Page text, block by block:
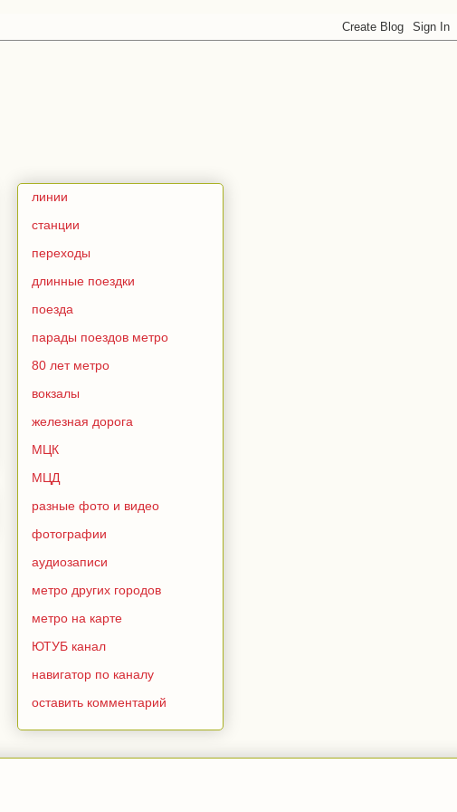
линии
станции
переходы
длинные поездки
поезда
парады поездов метро
80 лет метро
вокзалы
железная дорога
МЦК
МЦД
разные фото и видео
фотографии
аудиозаписи
метро других городов
метро на карте
ЮТУБ канал
навигатор по каналу
оставить комментарий